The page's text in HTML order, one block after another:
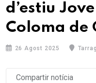
d’estiu
Coloma de
26 Agost 2025
Compartir notícia